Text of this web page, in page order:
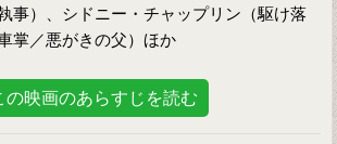
事）、シドニー・チャップリン（駆け落
掌／悪がきの父）ほか
の映画のあらすじを読む